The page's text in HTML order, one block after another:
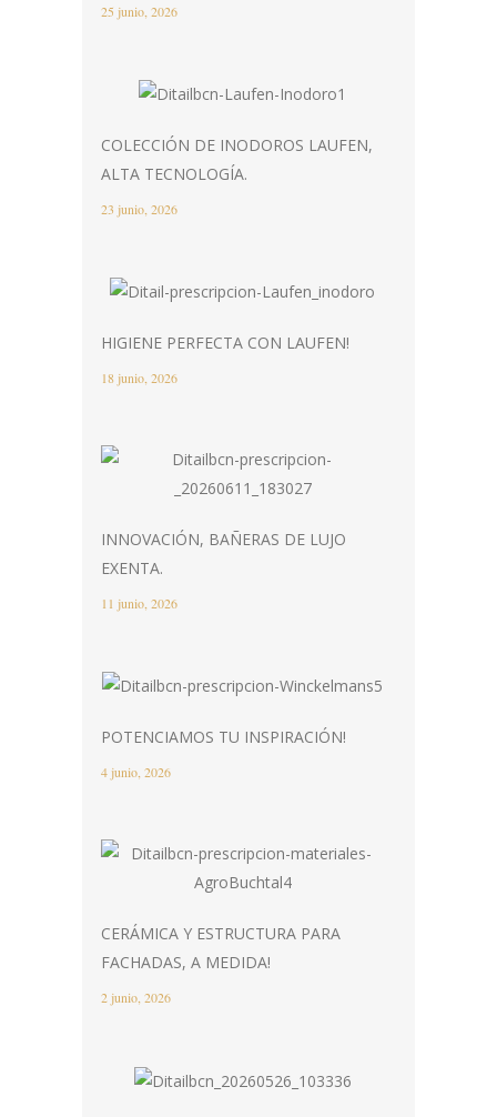
25 junio, 2026
COLECCIÓN DE INODOROS LAUFEN,
ALTA TECNOLOGÍA.
23 junio, 2026
HIGIENE PERFECTA CON LAUFEN!
18 junio, 2026
INNOVACIÓN, BAÑERAS DE LUJO
EXENTA.
11 junio, 2026
POTENCIAMOS TU INSPIRACIÓN!
4 junio, 2026
CERÁMICA Y ESTRUCTURA PARA
FACHADAS, A MEDIDA!
2 junio, 2026